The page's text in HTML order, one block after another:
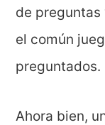
de
el común
preguntados.
Ahora bien,